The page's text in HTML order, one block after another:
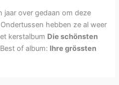
jaar over gedaan om deze
hebben ze al weer
kerstalbum Die schönsten
of album: Ihre grössten